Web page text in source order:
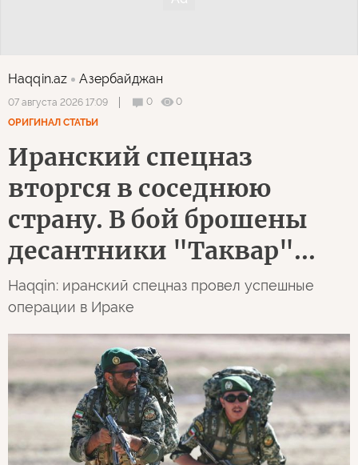
Haqqin.az Азербайджан
07 августа 2026 17:09 0
0
ОРИГИНАЛ СТАТЬИ
Иранский спецназ
вторгся в соседнюю
страну. В бой брошены
десантники "Таквар"...
Haqqin: иранский спецназ провел успешные
операции в Ираке